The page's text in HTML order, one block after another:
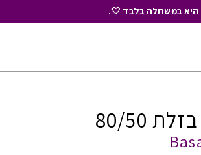
היא במשתלה בלבד 🤍.
80/50